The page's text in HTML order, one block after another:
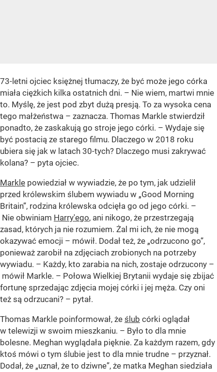
73-letni ojciec księżnej tłumaczy, że być może jego córka
miała ciężkich kilka ostatnich dni. – Nie wiem, martwi mnie
to. Myślę, że jest pod zbyt dużą presją. To za wysoka cena
tego małżeństwa – zaznacza. Thomas Markle stwierdził
ponadto, że zaskakują go stroje jego córki. – Wydaje się
być postacią ze starego filmu. Dlaczego w 2018 roku
ubiera się jak w latach 30-tych? Dlaczego musi zakrywać
kolana? – pyta ojciec.
Markle powiedział w wywiadzie, że po tym, jak udzielił
przed królewskim ślubem wywiadu w „Good Morning
Britain”, rodzina królewska odcięła go od jego córki. –
Nie obwiniam Harry'ego, ani nikogo, że przestrzegają
zasad, których ja nie rozumiem. Żal mi ich, że nie mogą
okazywać emocji – mówił. Dodał też, że „odrzucono go”,
ponieważ zarobił na zdjęciach zrobionych na potrzeby
wywiadu. – Każdy, kto zarabia na nich, zostaje odrzucony –
mówił Markle. – Połowa Wielkiej Brytanii wydaje się zbijać
fortunę sprzedając zdjęcia mojej córki i jej męża. Czy oni
też są odrzucani? – pytał.
Thomas Markle poinformował, że ślub córki oglądał
w telewizji w swoim mieszkaniu. – Było to dla mnie
bolesne. Meghan wyglądała pięknie. Za każdym razem, gdy
ktoś mówi o tym ślubie jest to dla mnie trudne – przyznał.
Dodał, że „uznał, że to dziwne”, że matka Meghan siedziała